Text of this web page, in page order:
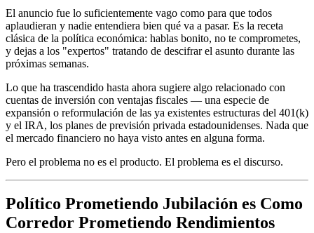
El anuncio fue lo suficientemente vago como para que todos
aplaudieran y nadie entendiera bien qué va a pasar. Es la receta
clásica de la política económica: hablas bonito, no te comprometes,
y dejas a los "expertos" tratando de descifrar el asunto durante las
próximas semanas.
Lo que ha trascendido hasta ahora sugiere algo relacionado con
cuentas de inversión con ventajas fiscales — una especie de
expansión o reformulación de las ya existentes estructuras del 401(k)
y el IRA, los planes de previsión privada estadounidenses. Nada que
el mercado financiero no haya visto antes en alguna forma.
Pero el problema no es el producto. El problema es el discurso.
Político Prometiendo Jubilación es Como
Corredor Prometiendo Rendimientos